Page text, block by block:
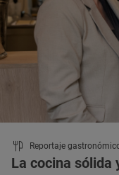
Reportaje
La cocina sólida